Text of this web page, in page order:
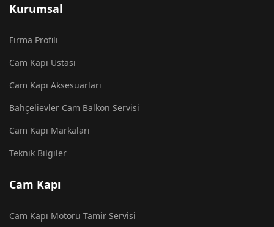
Kurumsal
Firma Profili
Cam Kapı Ustası
Cam Kapı Aksesuarları
Bahçelievler Cam Balkon Servisi
Cam Kapı Markaları
Teknik Bilgiler
Cam Kapı
Cam Kapı Motoru Tamir Servisi